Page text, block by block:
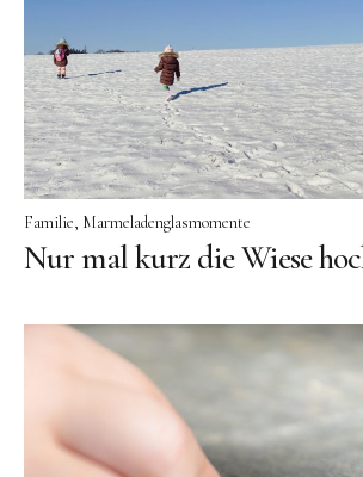
Kontakt
Familie Marmeladenglasmomente
Nur mal kurz die Wiese